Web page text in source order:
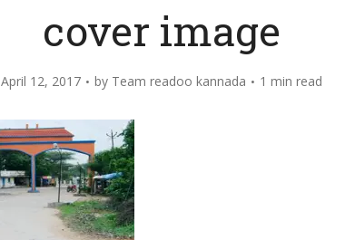
cover image
April 12, 2017 by Team readoo kannada 1 min read